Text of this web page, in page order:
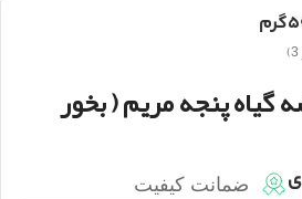
3
)
پنجه مریم ( بخور
ضمانت کیفیت